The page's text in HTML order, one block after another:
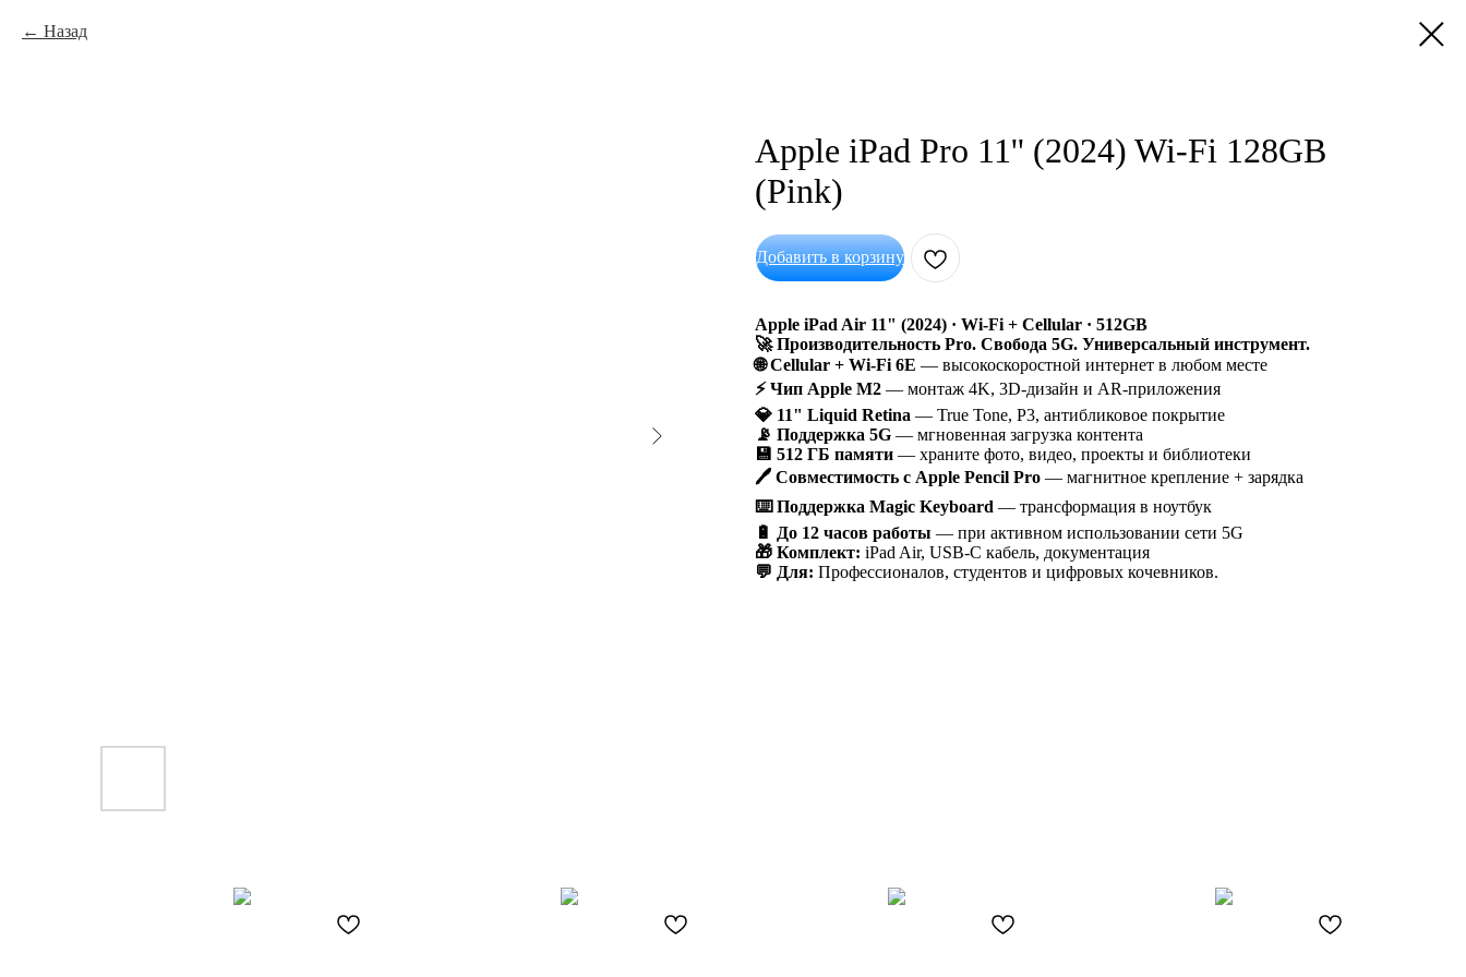
Назад
Apple iPad Pro 11'' (2024) Wi-Fi 128GB
(Pink)
Добавить в корзину
Apple iPad Air 11" (2024) · Wi-Fi + Cellular · 512GB
🚀 Производительность Pro. Свобода 5G. Универсальный инструмент.
🌐 Cellular + Wi-Fi 6E — высокоскоростной интернет в любом месте
⚡️ Чип Apple M2 — монтаж 4K, 3D-дизайн и AR-приложения
💎 11" Liquid Retina — True Tone, P3, антибликовое покрытие
📡 Поддержка 5G — мгновенная загрузка контента
💾 512 ГБ памяти — храните фото, видео, проекты и библиотеки
🖊️ Совместимость с Apple Pencil Pro — магнитное крепление + зарядка
⌨️ Поддержка Magic Keyboard — трансформация в ноутбук
🔋 До 12 часов работы — при активном использовании сети 5G
🎁 Комплект: iPad Air, USB-C кабель, документация
💬 Для: Профессионалов, студентов и цифровых кочевников.